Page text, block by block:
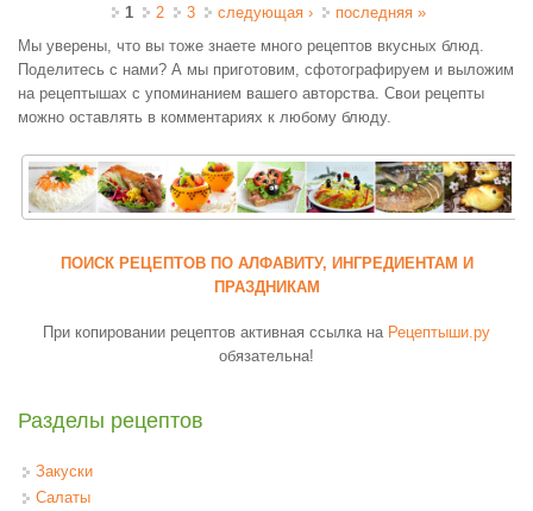
Страницы 1 2 3 следующая ›
последняя »
Мы уверены, что вы тоже знаете много рецептов вкусных блюд.
Поделитесь с нами? А мы приготовим, сфотографируем и выложим
на рецептышах с упоминанием вашего авторства. Свои рецепты
можно оставлять в комментариях к любому блюду.
ПОИСК РЕЦЕПТОВ ПО АЛФАВИТУ, ИНГРЕДИЕНТАМ И
ПРАЗДНИКАМ
При копировании рецептов активная ссылка на Рецептыши.ру
обязательна!
Разделы рецептов
Закуски
Салаты